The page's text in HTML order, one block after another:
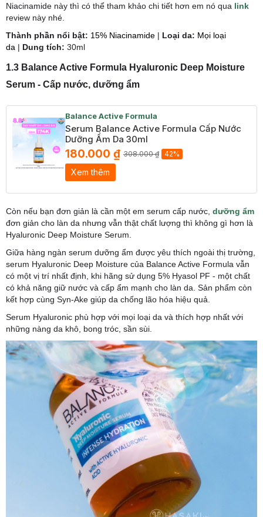
Niacinamide này thì có thể tham khảo chi tiết hơn em nó qua link
review này nhé.
​Thành phần nổi bật: 15% Niacinamide | Loại da: Mọi loại
da | Dung tích: 30ml
1.3 Balance Active Formula Hyaluronic Deep Moisture
Serum - Cấp nước, dưỡng ẩm
Balance Active Formula
Serum Balance Active Formula Cấp Nước
Dưỡng Ẩm Da 30ml
180.000 ₫ 308.000 ₫ 42%
Xem thêm
Còn nếu bạn đơn giản là cần một em serum cấp nước, dưỡng ẩm
đơn giản cho làn da nhưng vẫn thật chất lượng thì không gì hơn là
Hyaluronic Deep Moisture Serum.
Giữa hàng ngàn serum dưỡng ẩm được yêu thích ngoài thị trường,
serum Hyaluronic Deep Moisture của Balance Active Formula vẫn
có một vị trí nhất định, khi hãng sử dụng 5% Hyasol PF - một chất
có khả năng giữ nước và cấp ẩm mạnh cho làn da. Sản phẩm còn
kết hợp cùng Syn-Ake giúp da chống lão hóa hiệu quả.
Serum Hyaluronic phù hợp với mọi loại da và thích hợp nhất với
những nàng da khô, bong tróc, sần sùi.